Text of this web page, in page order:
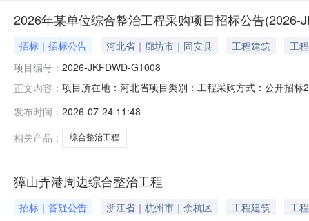
2026年某单位综合整治工程采购项目招标公告(2026-
招标｜招标公告 河北省｜廊坊市｜固安县 工程建筑
工程
项目编号： 2026-JKFDWD-G1008
正文内容： 项目所在地：河北省项目类别：工程采购方式：公开招
项目概况与招标范围2.1项目名称：2026年某单位综合整
发布时间： 2026-07-24 11:48
相关产品：
综合整治工程
獐山弄港周边综合整治工程
招标｜答疑公告 浙江省｜杭州市｜余杭区 工程建筑
工程